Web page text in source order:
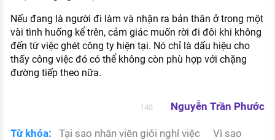
Nếu đang là người đi làm và nhận ra bản thân ở trong một
vài tình huống kể trên, cảm giác muốn rời đi đôi khi không
đến từ việc ghét công ty hiện tại. Nó chỉ là dấu hiệu cho
thấy công việc đó có thể không còn phù hợp với chặng
đường tiếp theo nữa.
148 Nguyễn Trần Phước
Từ khóa: Tại sao nhân viên giỏi nghỉ việc
Vì sao